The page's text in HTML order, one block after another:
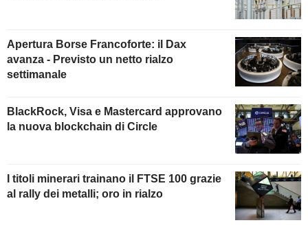
Apertura Borse Francoforte: il Dax
avanza - Previsto un netto rialzo
settimanale
BlackRock, Visa e Mastercard approvano
la nuova blockchain di Circle
I titoli minerari trainano il FTSE 100 grazie
al rally dei metalli; oro in rialzo